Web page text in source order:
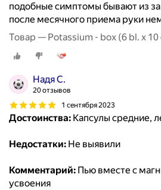
подобные симптомы бывают из за
после месячного приема руки
Товар — Potassium - box (6 bl. x 10
Надя С.
20 отзывов
1 сентября 2023
Достоинства: Капсулы средние,
Недостатки: Не выявили
Комментарий: Пью вместе с
усвоения